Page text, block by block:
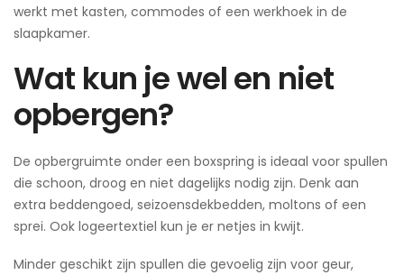
werkt met kasten, commodes of een werkhoek in de
slaapkamer.
Wat kun je wel en niet
opbergen?
De opbergruimte onder een boxspring is ideaal voor spullen
die schoon, droog en niet dagelijks nodig zijn. Denk aan
extra beddengoed, seizoensdekbedden, moltons of een
sprei. Ook logeertextiel kun je er netjes in kwijt.
Minder geschikt zijn spullen die gevoelig zijn voor geur,